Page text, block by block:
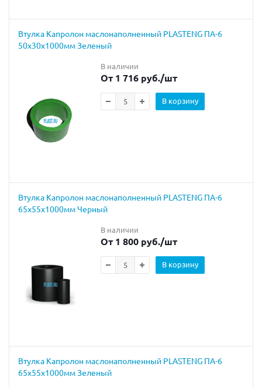
Втулка Капролон маслонаполненный PLASTENG ПА-6
50х30х1000мм Зеленый
В наличии
От 1 716 руб./шт
В корзину
Втулка Капролон маслонаполненный PLASTENG ПА-6
65х55х1000мм Черный
В наличии
От 1 800 руб./шт
В корзину
Втулка Капролон маслонаполненный PLASTENG ПА-6
65х55х1000мм Зеленый